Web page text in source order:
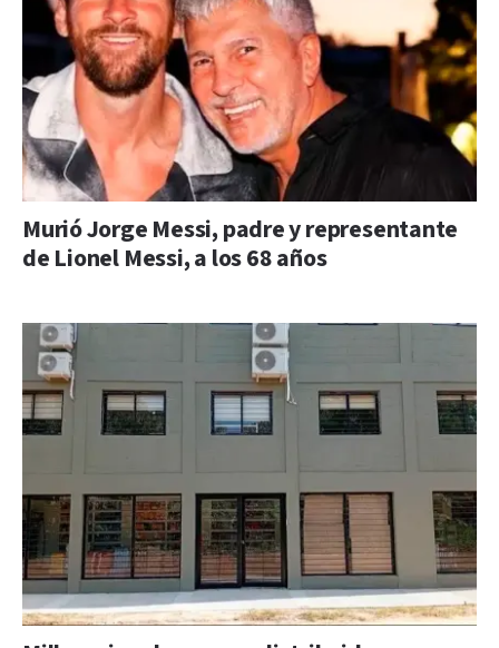
Murió Jorge Messi, padre y representante
de Lionel Messi, a los 68 años